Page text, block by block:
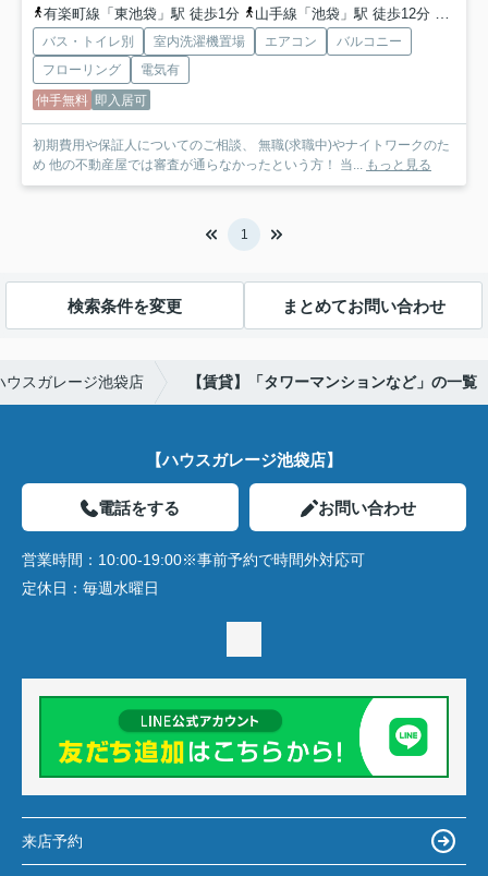
有楽町線「東池袋」駅 徒歩1分
山手線「池袋」駅 徒歩12分 副都
バス・トイレ別 室内洗濯機置場 エアコン
バルコニー
フローリング
電気有
仲手無料 即入居可
初期費用や保証人についてのご相談、 無職(求職中)やナイトワークのた
め 他の不動産屋では審査が通らなかったという方！ 当... もっと見る
1
検索条件を変更 まとめてお問い合わせ
ウスガレージ池袋店 【賃貸】「タワーマンションなど」の一覧
【ハウスガレージ池袋店】
電話をする お問い合わせ
営業時間： 10:00-19:00※事前予約で時間外対応可
定休日： 毎週水曜日
来店予約